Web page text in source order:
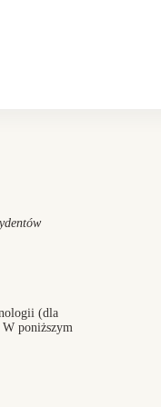
(dla
poniższym